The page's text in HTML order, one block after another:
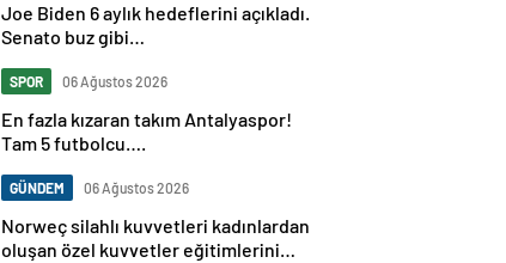
Joe Biden 6 aylık hedeflerini açıkladı.
Senato buz gibi…
SPOR 06 Ağustos 2026
En fazla kızaran takım Antalyaspor!
Tam 5 futbolcu….
GÜNDEM 06 Ağustos 2026
Norweç silahlı kuvvetleri kadınlardan
oluşan özel kuvvetler eğitimlerini